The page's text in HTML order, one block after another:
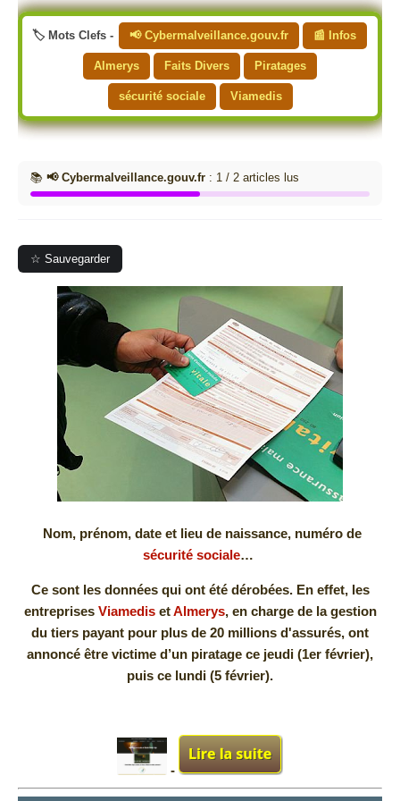
🏷️ Mots Clefs - 📢 Cybermalveillance.gouv.fr 📰 Infos
Almerys Faits Divers Piratages
sécurité sociale Viamedis
📚 📢 Cybermalveillance.gouv.fr : 1 / 2 articles lus
☆ Sauvegarder
Nom, prénom, date et lieu de naissance, numéro de
sécurité sociale…
Ce sont les données qui ont été dérobées. En effet, les
entreprises ViamedisetAlmerys, en charge de la gestion
du tiers payant pour plus de 20 millions d'assurés, ont
annoncé être victime d’un piratage ce jeudi (1er février),
puis ce lundi (5 février).
-